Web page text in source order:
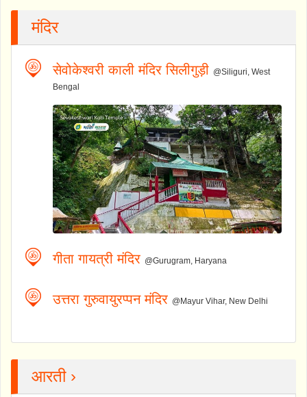
मंदिर
सेवोकेश्वरी काली मंदिर सिलीगुड़ी @Siliguri, West
Bengal
गीता गायत्री मंदिर @Gurugram, Haryana
उत्तरा गुरुवायुरप्पन मंदिर @Mayur Vihar, New Delhi
आरती ›